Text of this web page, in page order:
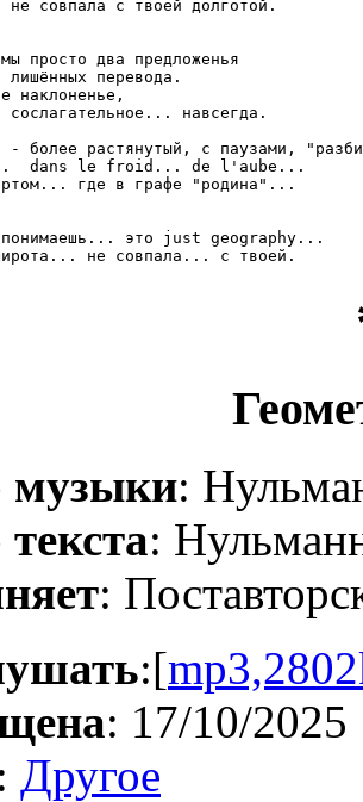
не совпала с твоей долготой.
просто два предложенья
перевода.
наклоненье,
навсегда.
- более растянутый, с паузами,
dans le froid... de l'aube...
где в графе "родина"...
это just geography...
не совпала... с твоей.
музыки:
:
:
:[
: 17/10/2025
: Другое